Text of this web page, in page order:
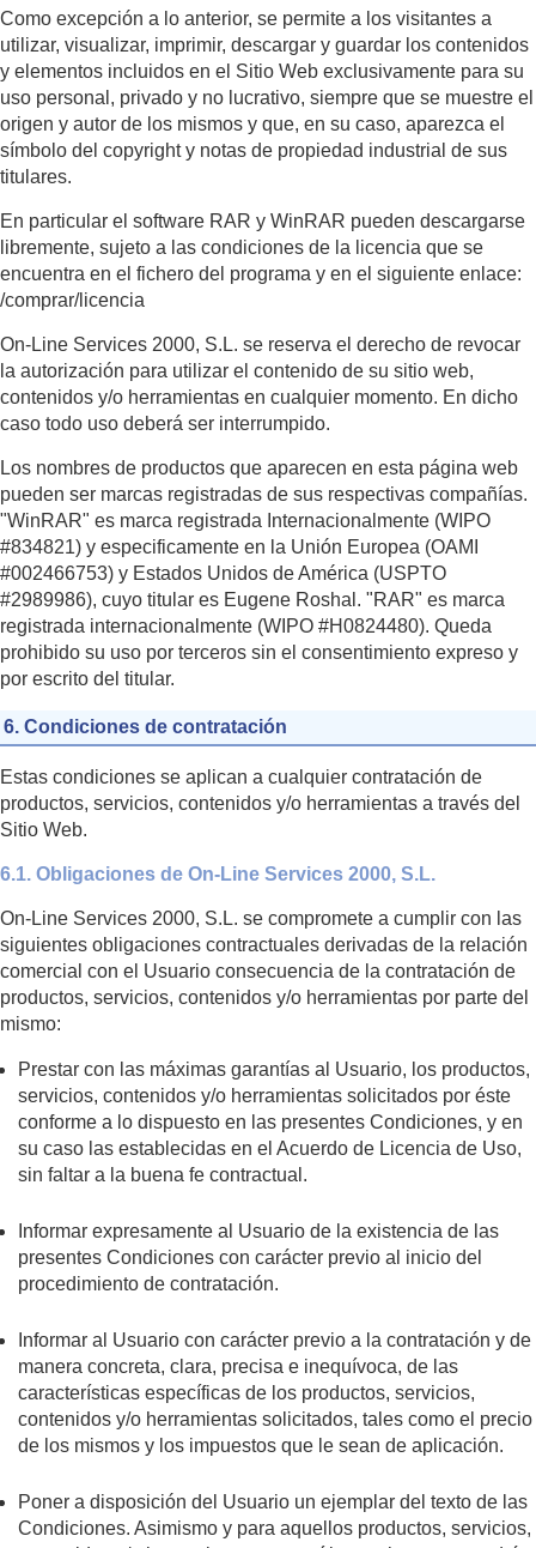
Como excepción a lo anterior, se permite a los visitantes a
utilizar, visualizar, imprimir, descargar y guardar los contenidos
y elementos incluidos en el Sitio Web exclusivamente para su
uso personal, privado y no lucrativo, siempre que se muestre el
origen y autor de los mismos y que, en su caso, aparezca el
símbolo del copyright y notas de propiedad industrial de sus
titulares.
En particular el software RAR y WinRAR pueden descargarse
libremente, sujeto a las condiciones de la licencia que se
encuentra en el fichero del programa y en el siguiente enlace:
/comprar/licencia
On-Line Services 2000, S.L. se reserva el derecho de revocar
la autorización para utilizar el contenido de su sitio web,
contenidos y/o herramientas en cualquier momento. En dicho
caso todo uso deberá ser interrumpido.
Los nombres de productos que aparecen en esta página web
pueden ser marcas registradas de sus respectivas compañías.
"WinRAR" es marca registrada Internacionalmente (WIPO
#834821) y especificamente en la Unión Europea (OAMI
#002466753) y Estados Unidos de América (USPTO
#2989986), cuyo titular es Eugene Roshal. "RAR" es marca
registrada internacionalmente (WIPO #H0824480). Queda
prohibido su uso por terceros sin el consentimiento expreso y
por escrito del titular.
6. Condiciones de contratación
Estas condiciones se aplican a cualquier contratación de
productos, servicios, contenidos y/o herramientas a través del
Sitio Web.
6.1. Obligaciones de On-Line Services 2000, S.L.
On-Line Services 2000, S.L. se compromete a cumplir con las
siguientes obligaciones contractuales derivadas de la relación
comercial con el Usuario consecuencia de la contratación de
productos, servicios, contenidos y/o herramientas por parte del
mismo:
Prestar con las máximas garantías al Usuario, los productos,
servicios, contenidos y/o herramientas solicitados por éste
conforme a lo dispuesto en las presentes Condiciones, y en
su caso las establecidas en el Acuerdo de Licencia de Uso,
sin faltar a la buena fe contractual.
Informar expresamente al Usuario de la existencia de las
presentes Condiciones con carácter previo al inicio del
procedimiento de contratación.
Informar al Usuario con carácter previo a la contratación y de
manera concreta, clara, precisa e inequívoca, de las
características específicas de los productos, servicios,
contenidos y/o herramientas solicitados, tales como el precio
de los mismos y los impuestos que le sean de aplicación.
Poner a disposición del Usuario un ejemplar del texto de las
Condiciones. Asimismo y para aquellos productos, servicios,